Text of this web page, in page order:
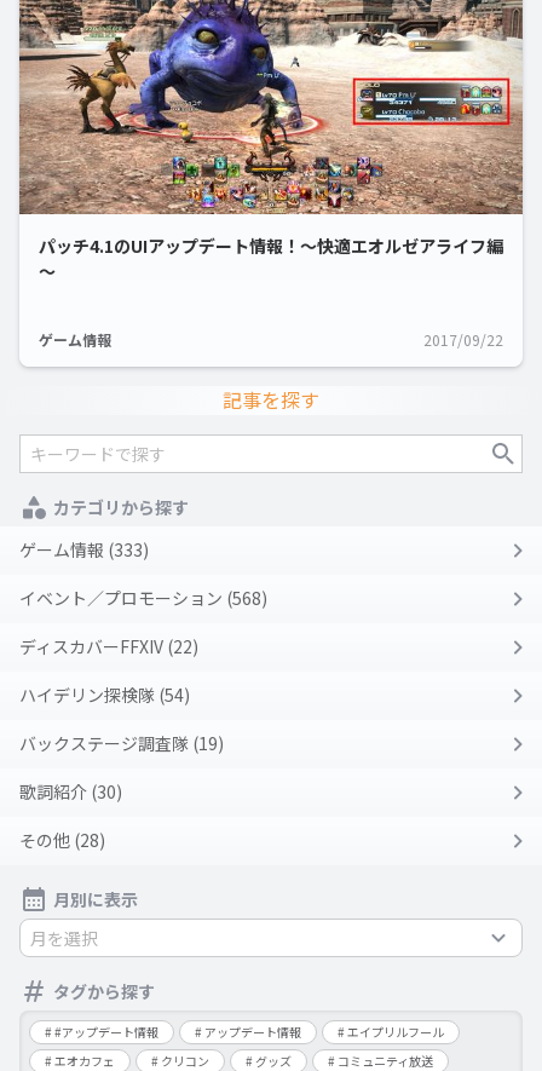
パッチ4.1のUIアップデート情報！～快適エオルゼアライフ編
～
ゲーム情報 2017/09/22
記事を探す
カテゴリから探す
ゲーム情報 (333)
イベント／プロモーション (568)
ディスカバーFFXIV (22)
ハイデリン探検隊 (54)
バックステージ調査隊 (19)
歌詞紹介 (30)
その他 (28)
月別に表示
月を選択
タグから探す
#アップデート情報 アップデート情報
エイプリルフール
エオカフェ
クリコン グッズ
コミュニティ放送